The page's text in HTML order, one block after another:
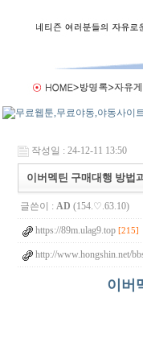
작성일 : 24-12-11 13:50
이버멕틴 구매대행 방법
글쓴이 : AD (154.♡.63.10)
https://89m.ulag9.top [215]
http://www.hongshin.net/
이버